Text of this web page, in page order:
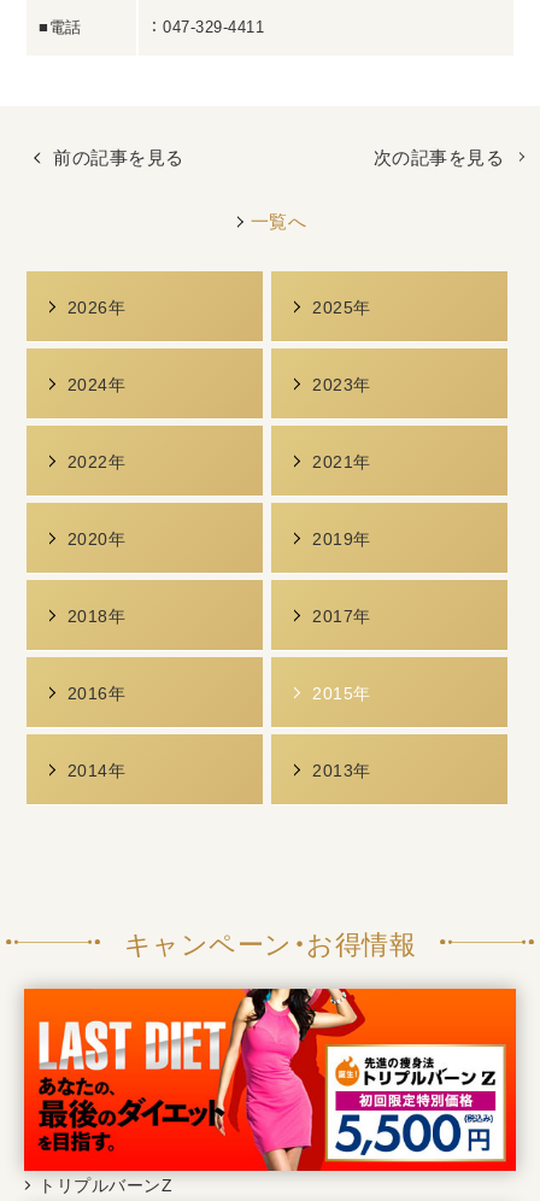
■電話 ： 047-329-4411
前の記事を見る 次の記事を見る
一覧へ
2026年 2025年
2024年 2023年
2022年 2021年
2020年 2019年
2018年 2017年
2016年 2015年
2014年 2013年
キャンペーン・お得情報
トリプルバーンZ